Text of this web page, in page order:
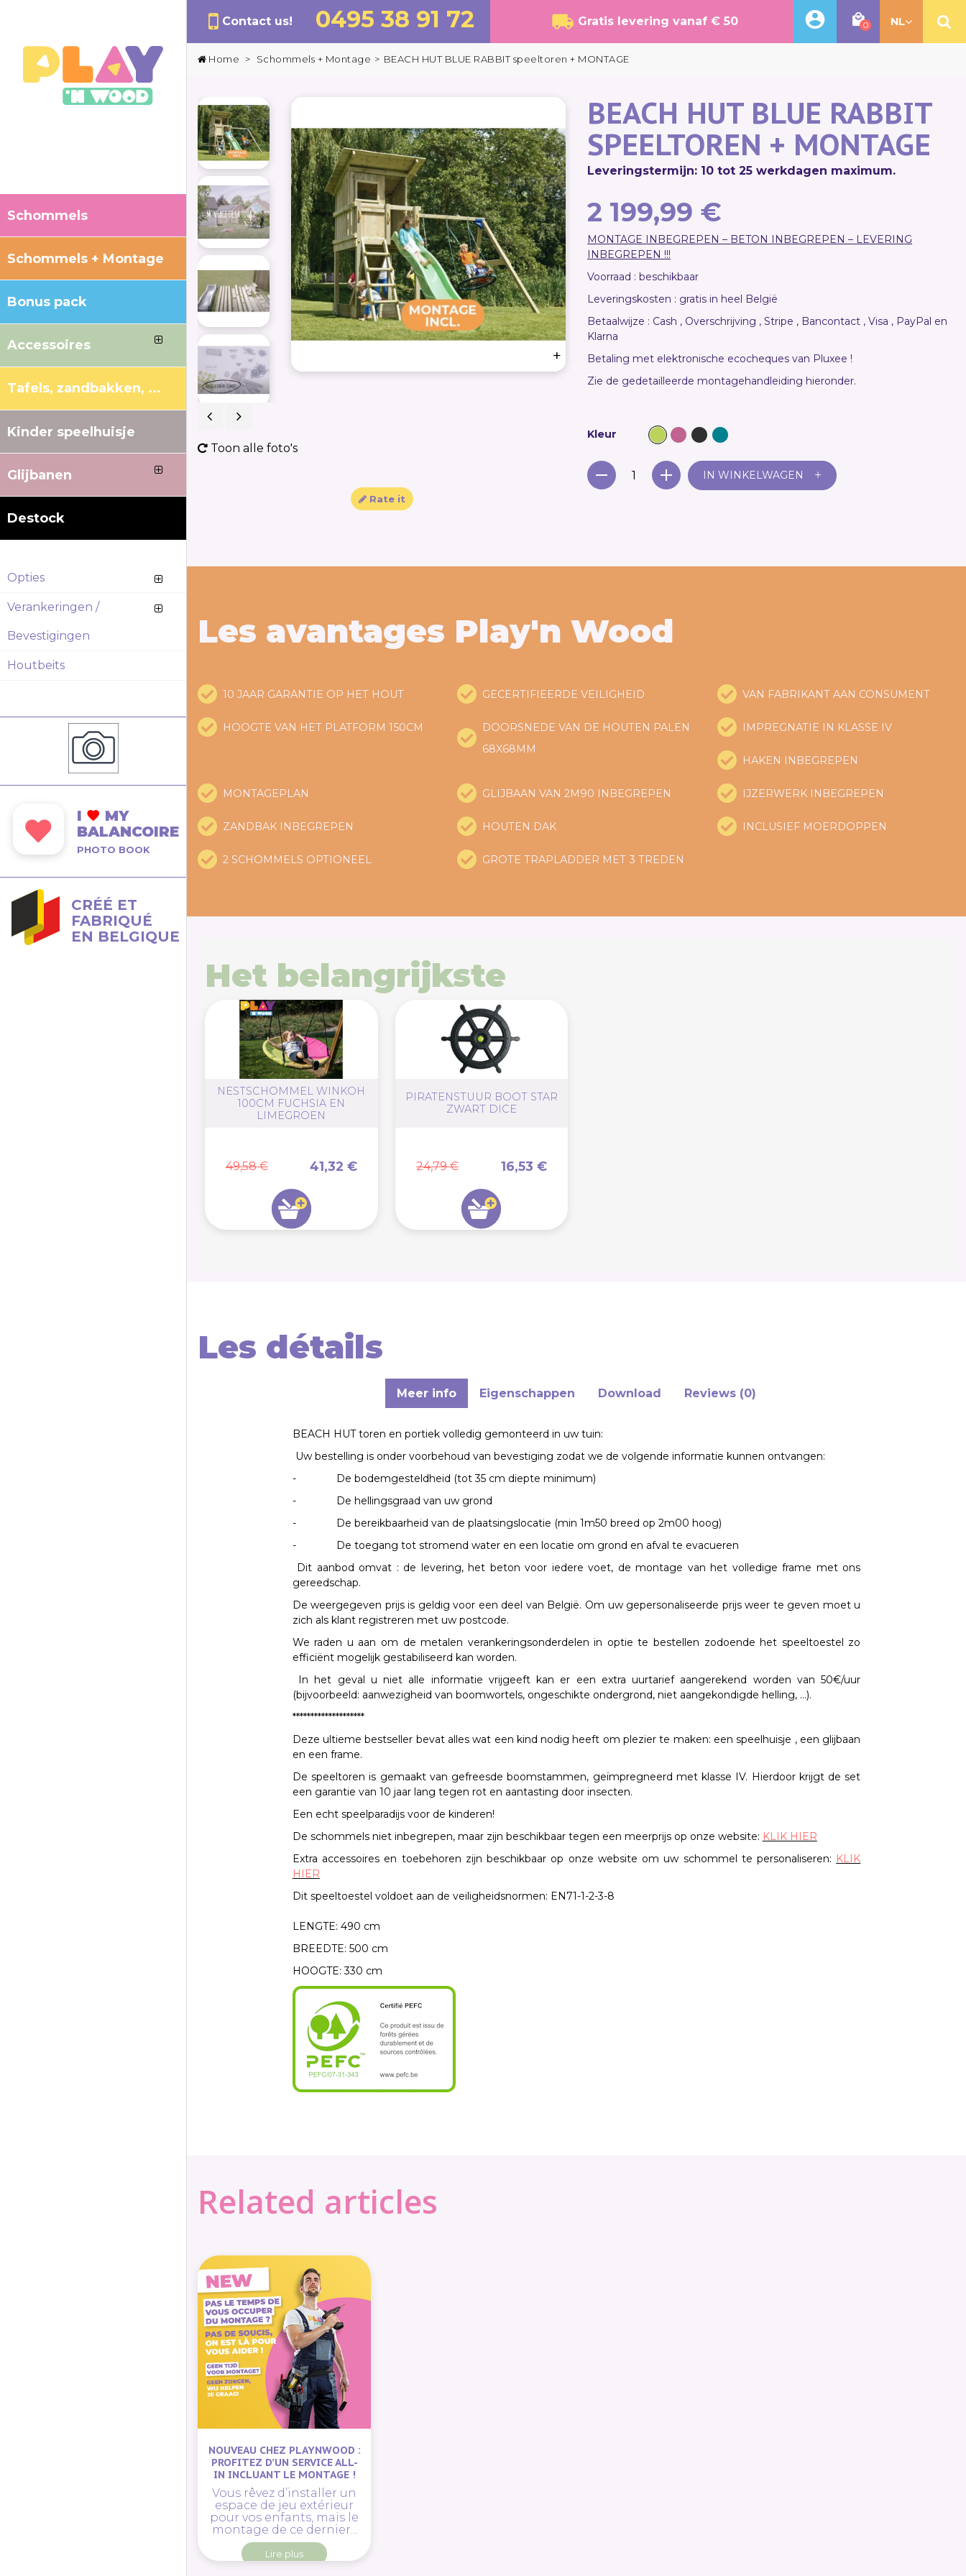
Schommels
Schommels + Montage
Bonus pack
Accessoires
Tafels, zandbakken, ...
Kinder speelhuisje
Glijbanen
Destock
Opties
Verankeringen /
Bevestigingen
Houtbeits
I
MY
BALANCOIRE
PHOTO BOOK
CRÉÉ ET
FABRIQUÉ
EN BELGIQUE
Contact us! 0495 38 91 72 Gratis levering vanaf € 50 0 NL
Home > Schommels + Montage > BEACH HUT BLUE RABBIT speeltoren + MONTAGE
Previous
Next
+
Toon alle foto's
Rate it
BEACH HUT BLUE RABBIT
SPEELTOREN + MONTAGE
Leveringstermijn: 10 tot 25 werkdagen maximum.
2 199,99 €
MONTAGE INBEGREPEN – BETON INBEGREPEN – LEVERING
INBEGREPEN !!!
Voorraad : beschikbaar
Leveringskosten : gratis in heel België
Betaalwijze : Cash , Overschrijving , Stripe , Bancontact , Visa , PayPal en
Klarna
Betaling met elektronische ecocheques van Pluxee !
Zie de gedetailleerde montagehandleiding hieronder.
IN WINKELWAGEN +
Les avantages Play'n Wood
10 JAAR GARANTIE OP HET HOUT GECERTIFIEERDE VEILIGHEID VAN FABRIKANT AAN CONSUMENT
HOOGTE VAN HET PLATFORM 150CM
DOORSNEDE VAN DE HOUTEN PALEN
68X68MM
IMPREGNATIE IN KLASSE IV
HAKEN INBEGREPEN
MONTAGEPLAN GLIJBAAN VAN 2M90 INBEGREPEN IJZERWERK INBEGREPEN
ZANDBAK INBEGREPEN HOUTEN DAK INCLUSIEF MOERDOPPEN
2 SCHOMMELS OPTIONEEL GROTE TRAPLADDER MET 3 TREDEN
Het belangrijkste
NESTSCHOMMEL WINKOH
100CM FUCHSIA EN
LIMEGROEN
49,58 € 41,32 €
PIRATENSTUUR BOOT STAR
ZWART DICE
24,79 € 16,53 €
Les détails
Meer info Eigenschappen Download Reviews (0)
BEACH HUT toren en portiek volledig gemonteerd in uw tuin:
Uw bestelling is onder voorbehoud van bevestiging zodat we de volgende informatie kunnen ontvangen:
-
De bodemgesteldheid (tot 35 cm diepte minimum)
-
De hellingsgraad van uw grond
-
De bereikbaarheid van de plaatsingslocatie (min 1m50 breed op 2m00 hoog)
-
De toegang tot stromend water en een locatie om grond en afval te evacueren
Dit aanbod omvat : de levering, het beton voor iedere voet, de montage van het volledige frame met ons
gereedschap.
De weergegeven prijs is geldig voor een deel van België. Om uw gepersonaliseerde prijs weer te geven moet u
zich als klant registreren met uw postcode.
We raden u aan om de metalen verankeringsonderdelen in optie te bestellen zodoende het speeltoestel zo
efficiënt mogelijk gestabiliseerd kan worden.
In het geval u niet alle informatie vrijgeeft kan er een extra uurtarief aangerekend worden van 50€/uur
(bijvoorbeeld: aanwezigheid van boomwortels, ongeschikte ondergrond, niet aangekondigde helling, ...).
********************
Deze ultieme bestseller bevat alles wat een kind nodig heeft om plezier te maken: een speelhuisje , een glijbaan
en een frame.
De speeltoren is gemaakt van gefreesde boomstammen, geïmpregneerd met klasse IV. Hierdoor krijgt de set
een garantie van 10 jaar lang tegen rot en aantasting door insecten.
Een echt speelparadijs voor de kinderen!
De schommels niet inbegrepen, maar zijn beschikbaar tegen een meerprijs op onze website: KLIK HIER
Extra accessoires en toebehoren zijn beschikbaar op onze website om uw schommel te personaliseren: KLIK
HIER
Dit speeltoestel voldoet aan de veiligheidsnormen: EN71-1-2-3-8
LENGTE: 490 cm
BREEDTE: 500 cm
HOOGTE: 330 cm
Related articles
NOUVEAU CHEZ PLAYNWOOD :
PROFITEZ D’UN SERVICE ALL-
IN INCLUANT LE MONTAGE !
Vous rêvez d’installer un
espace de jeu extérieur
pour vos enfants, mais le
montage de ce dernier...
Lire plus